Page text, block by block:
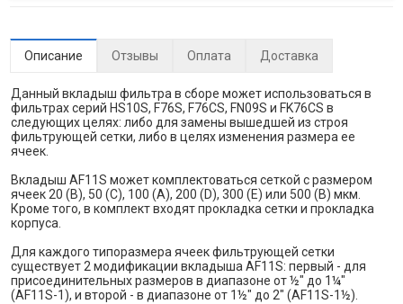
Описание Отзывы Оплата Доставка
Данный вкладыш фильтра в сборе может использоваться в
фильтрах серий HS10S, F76S, F76CS, FN09S и FK76CS в
следующих целях: либо для замены вышедшей из строя
фильтрующей сетки, либо в целях изменения размера ее
ячеек.
Вкладыш AF11S может комплектоваться сеткой с размером
ячеек 20 (B), 50 (C), 100 (A), 200 (D), 300 (E) или 500 (В) мкм.
Кроме того, в комплект входят прокладка сетки и прокладка
корпуса.
Для каждого типоразмера ячеек фильтрующей сетки
существует 2 модификации вкладыша AF11S: первый - для
присоединительных размеров в диапазоне от ½" до 1¼"
(AF11S-1), и второй - в диапазоне от 1½" до 2" (AF11S-1½).